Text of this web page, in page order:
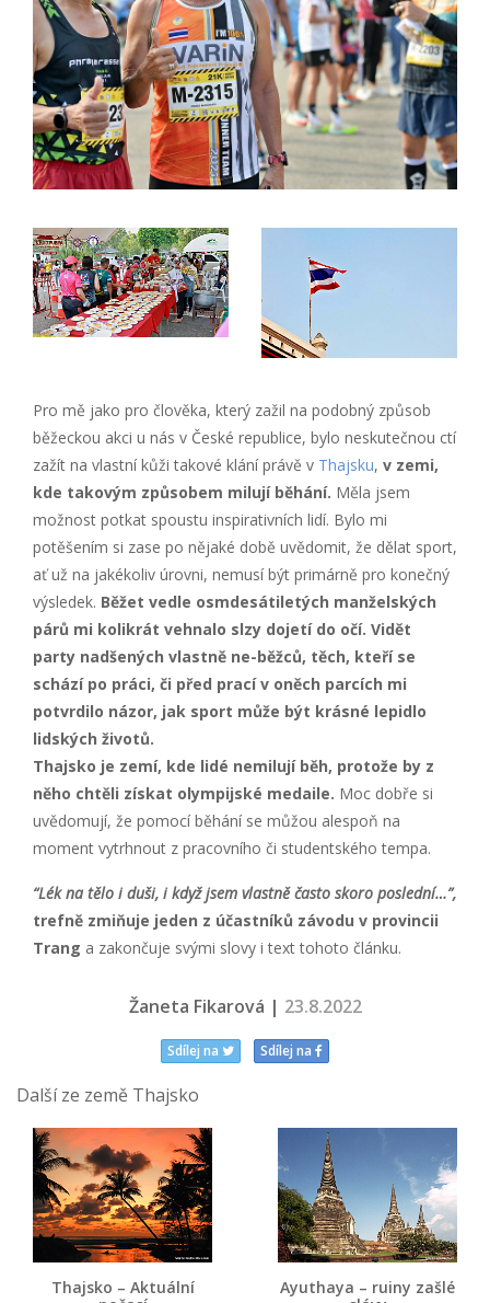
Pro mě jako pro člověka, který zažil na podobný způsob
běžeckou akci u nás v České republice, bylo neskutečnou ctí
zažít na vlastní kůži takové klání právě v Thajsku, v zemi,
kde takovým způsobem milují běhání. Měla jsem
možnost potkat spoustu inspirativních lidí. Bylo mi
potěšením si zase po nějaké době uvědomit, že dělat sport,
ať už na jakékoliv úrovni, nemusí být primárně pro konečný
výsledek. Běžet vedle osmdesátiletých manželských
párů mi kolikrát vehnalo slzy dojetí do očí. Vidět
party nadšených vlastně ne-běžců, těch, kteří se
schází po práci, či před prací v oněch parcích mi
potvrdilo názor, jak sport může být krásné lepidlo
lidských životů.
Thajsko je zemí, kde lidé nemilují běh, protože by z
něho chtěli získat olympijské medaile. Moc dobře si
uvědomují, že pomocí běhání se můžou alespoň na
moment vytrhnout z pracovního či studentského tempa.
“Lék na tělo i duši, i když jsem vlastně často skoro poslední…”,
trefně zmiňuje jeden z účastníků závodu v provincii
Trang a zakončuje svými slovy i text tohoto článku.
Žaneta Fikarová | 23.8.2022
Sdílej na Sdílej na
Další ze země Thajsko
Thajsko – Aktuální
Ayuthaya – ruiny zašlé